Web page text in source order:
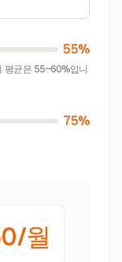
55%
평균은 55~60%입니
75%
월